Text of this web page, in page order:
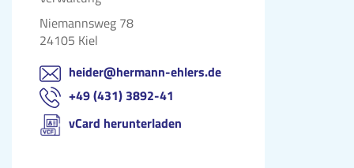
Niemannsweg 78
24105 Kiel
heider@hermann-ehlers.de
+49 (431) 3892-41
vCard herunterladen